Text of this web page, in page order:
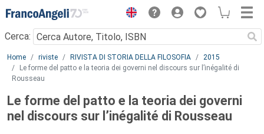
Menu
Cerca:
Main content
Home riviste RIVISTA DI STORIA DELLA FILOSOFIA
2015
Le forme del patto e la teoria dei governi nel discours sur l’inégalité di
Rousseau
Le forme del patto e la teoria dei governi
nel discours sur l’inégalité di Rousseau